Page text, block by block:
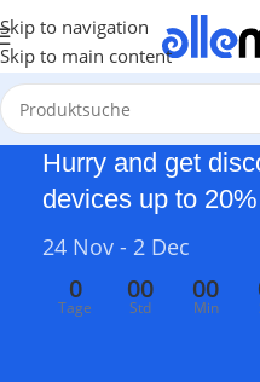
Skip to navigation
Skip to main content
Hurry and get
devices up to 20%
24 Nov - 2 Dec
0
Tage
00
Std
00
Min